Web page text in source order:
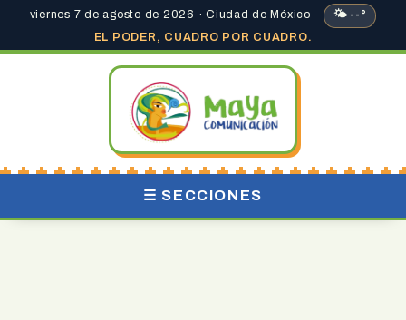
viernes 7 de agosto de 2026 · Ciudad de México
🌤 --°
EL PODER, CUADRO POR CUADRO.
☰ SECCIONES